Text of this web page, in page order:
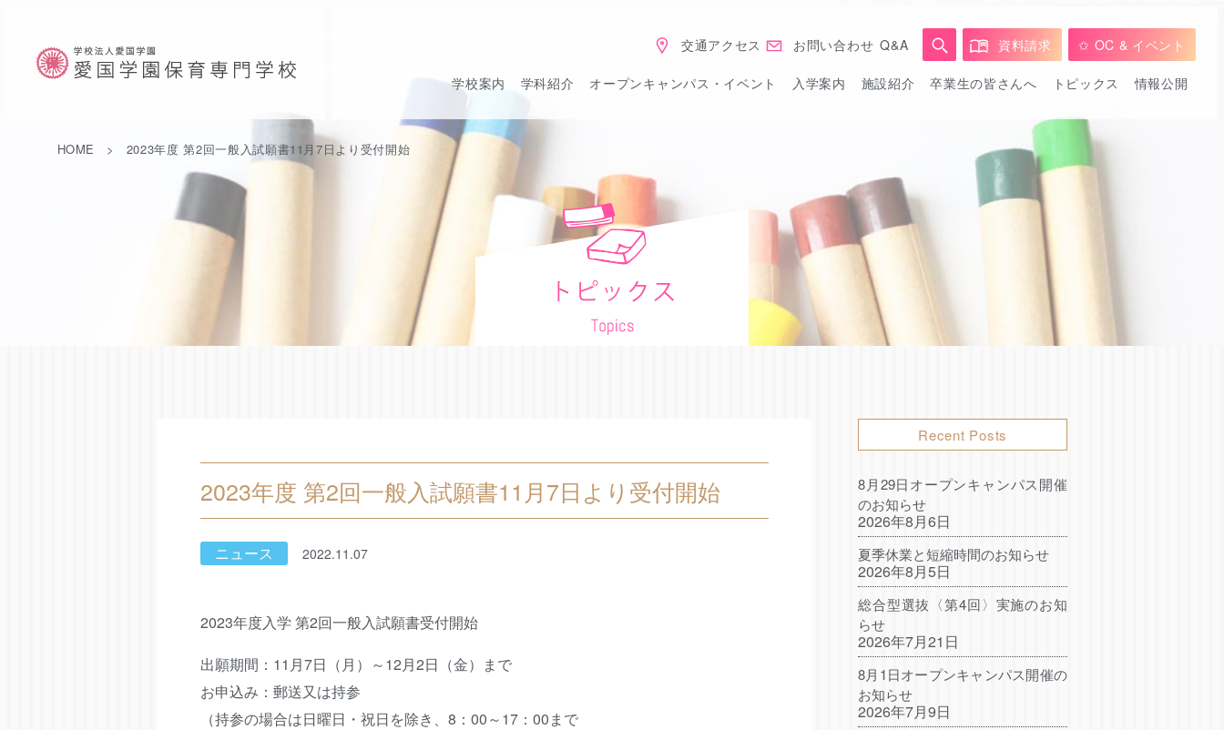
交通アクセス お問い合わせ Q&A 資料請求 ✩ OC & イベント
学校案内 学科紹介 オープンキャンパス・イベント 入学案内 施設紹介 卒業生の皆さんへ トピックス 情報公開
HOME 2023年度 第2回一般入試願書11月7日より受付開始
2023年度 第2回一般入試願書11月7日より受付開始
ニュース 2022.11.07
2023年度入学 第2回一般入試願書受付開始
出願期間：11月7日（月）～12月2日（金）まで
お申込み：郵送又は持参
（持参の場合は日曜日・祝日を除き、8：00～17：00まで
Recent Posts
8月29日オープンキャンパス開催
のお知らせ
2026年8月6日
夏季休業と短縮時間のお知らせ
2026年8月5日
総合型選抜〈第4回〉実施のお知
らせ
2026年7月21日
8月1日オープンキャンパス開催の
お知らせ
2026年7月9日